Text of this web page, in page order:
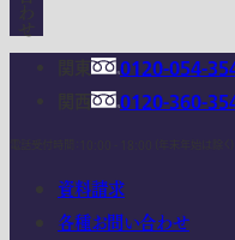
0120-054-
0120-360-
資料請求
各種お問い合わせ